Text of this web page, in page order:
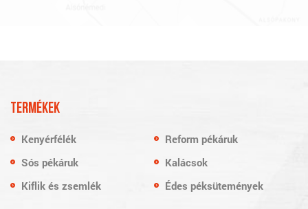
TERMÉKEK
Kenyérfélék
Reform pékáruk
Sós pékáruk
Kalácsok
Kiflik és zsemlék
Édes péksütemények